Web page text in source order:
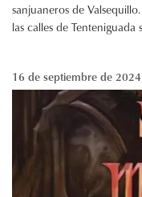
sanjuaneros de
las calles de
16 de septiembre de 2024